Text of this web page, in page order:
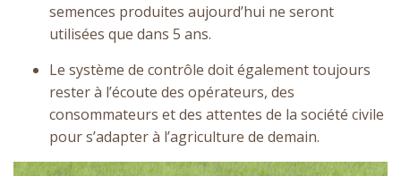
semences produites aujourd’hui ne seront
utilisées que dans 5 ans.
Le système de contrôle doit également toujours
rester à l’écoute des opérateurs, des
consommateurs et des attentes de la société civile
pour s’adapter à l’agriculture de demain.